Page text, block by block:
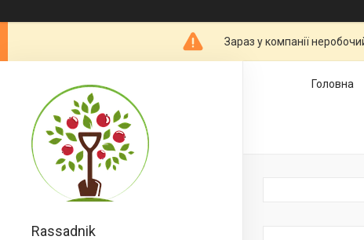
Зараз у компанії
Rassadnik
Головна